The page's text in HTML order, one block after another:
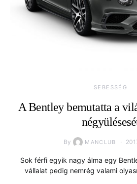
SEBESSÉG
A Bentley bemutatta a
By MANCLUB
Sok férfi egyik nagy álma egy
vállalat pedig nemrég valami